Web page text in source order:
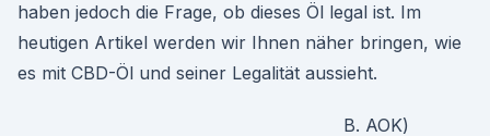
haben jedoch die Frage, ob dieses Öl legal ist. Im
heutigen Artikel werden wir Ihnen näher bringen, wie
es mit CBD-Öl und seiner Legalität aussieht.
B. AOK)